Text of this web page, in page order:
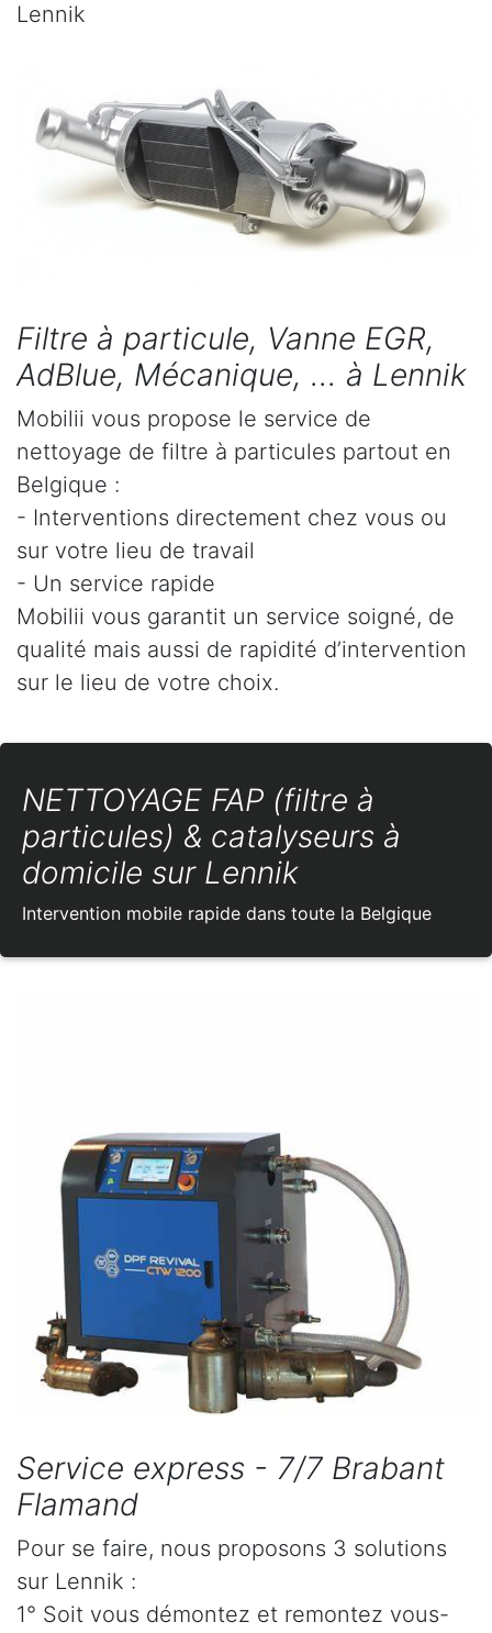
Lennik
Filtre à particule, Vanne EGR,
AdBlue, Mécanique, ... à Lennik
Mobilii vous propose le service de
nettoyage de filtre à particules partout en
Belgique :
- Interventions directement chez vous ou
sur votre lieu de travail
- Un service rapide
Mobilii vous garantit un service soigné, de
qualité mais aussi de rapidité d’intervention
sur le lieu de votre choix.
NETTOYAGE FAP (filtre à
particules) & catalyseurs à
domicile sur Lennik
Intervention mobile rapide dans toute la Belgique
Service express - 7/7 Brabant
Flamand
Pour se faire, nous proposons 3 solutions
sur Lennik :
1° Soit vous démontez et remontez vous-